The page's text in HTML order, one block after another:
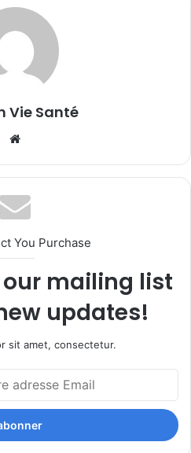
Vie Santé
You Purchase
mailing list
updates!
sit amet, consectetur.